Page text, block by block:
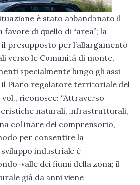
è stato abbandonato il
favore di quello di “area”; la
presupposto per l’allargamento
verso le Comunità di monte,
specialmente lungo gli assi
Piano regolatore territoriale del
vol., riconosce: “Attraverso
naturali, infrastrutturali,
collinare del comprensorio,
per consentire la
industriale è
valle dei fiumi della zona; il
già da anni viene